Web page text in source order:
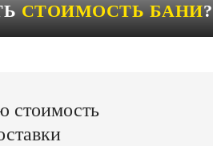
СТОИМОСТЬ БАНИ?
стоимость